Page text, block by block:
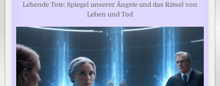
Lebende Tote: Spiegel unserer Ängste und das Rätsel von
Leben und Tod